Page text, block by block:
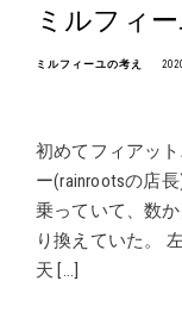
ミルフィ
ミルフィーユの考え
初めてフィアッ
ー(rainrootsの店
乗っていて、数
り換えていた。
天 […]